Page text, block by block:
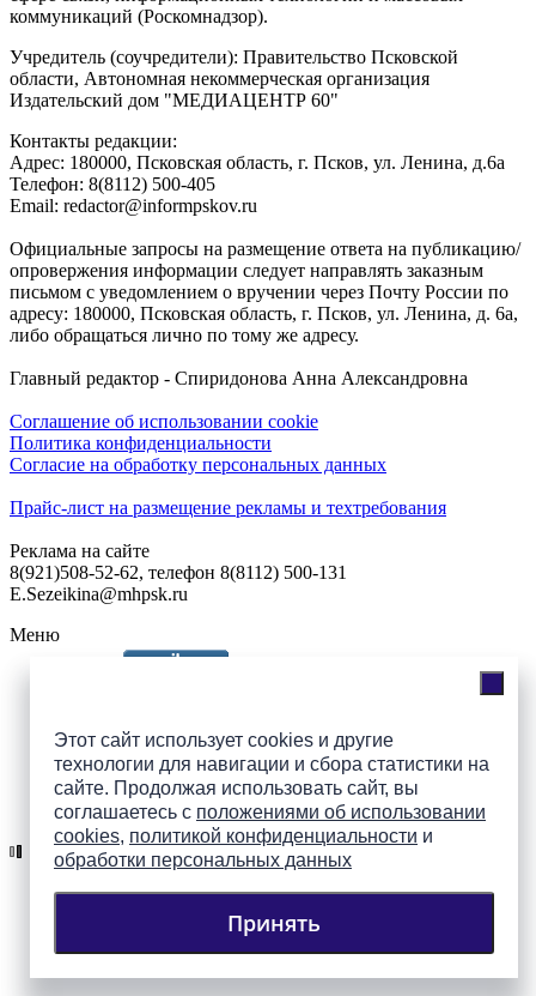
Этот сайт использует cookies и другие
технологии для навигации и сбора статистики на
сайте. Продолжая использовать сайт, вы
соглашаетесь с положениями об использовании
cookies, политикой конфиденциальности и
обработки персональных данных
Принять
коммуникаций (Роскомнадзор).
Учредитель (соучредители): Правительство Псковской
области, Автономная некоммерческая организация
Издательский дом "МЕДИАЦЕНТР 60"
Контакты редакции:
Адреc: 180000, Псковская область, г. Псков, ул. Ленина, д.6а
Телефон: 8(8112) 500-405
Email: redactor@informpskov.ru
Официальные запросы на размещение ответа на публикацию/
опровержения информации следует направлять заказным
письмом с уведомлением о вручении через Почту России по
адресу: 180000, Псковская область, г. Псков, ул. Ленина, д. 6а,
либо обращаться лично по тому же адресу.
Главный редактор - Спиридонова Анна Александровна
Соглашение об использовании cookie
Политика конфиденциальности
Согласие на обработку персональных данных
Прайс-лист на размещение рекламы и техтребования
Реклама на сайте
8(921)508-52-62, телефон 8(8112) 500-131
E.Sezeikina@mhpsk.ru
Меню
Подпишись на группы
ПАИ в соцсетях!